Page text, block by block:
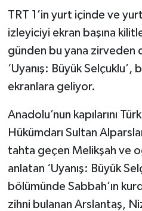
TRT 1’in yurt içinde ve
izleyiciyi ekran başına
günden bu yana zirveden
‘Uyanış: Büyük
ekranlara geliyor.
Anadolu’nun kapılarını
Hükümdarı Sultan
tahta geçen Melikşah ve
anlatan ‘Uyanış: Büyük
bölümünde Sabbah’ın
zihni bulanan Arslantaş,